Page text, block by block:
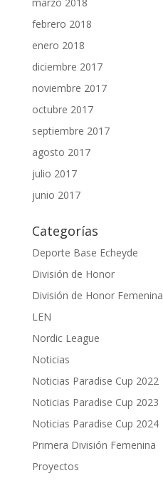
febrero 2018
enero 2018
diciembre 2017
noviembre 2017
octubre 2017
septiembre 2017
agosto 2017
julio 2017
junio 2017
Categorías
Deporte Base Echeyde
División de Honor
División de Honor Femenina
LEN
Nordic League
Noticias
Noticias Paradise Cup 2022
Noticias Paradise Cup 2023
Noticias Paradise Cup 2024
Primera División Femenina
Proyectos